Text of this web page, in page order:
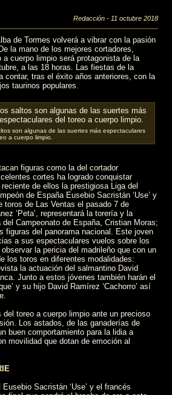
Redacción - 11 octubre 2018
de Tormes volverá a vibrar con la pasión
la mano de los mejores cortadores,
cuerpo limpio será protagonista de la
a las 18 horas. Las fiestas de la
contar, tras el éxito años anteriores, con la
taurinos populares.
son algunas de las suertes más espectaculares
a cuerpo limpio.
figuras como la del cortador
cortes ha logrado conquistar
de ellos la prestigiosa Liga del
de España Eusebio Sacristán ‘Use’ y
toros de Las Ventas el pasado 7 de
‘Peta’, representará la torería y la
Campeonato de España, Cristian Moras;
figuras del panorama nacional. Este joven
a sus espectaculares vuelos sobre los
la pericia del madrileño que con un
los toros en diferentes modalidades:
la actuación del salmantino David
Junto a estos jóvenes también harán el
y su hijo David Ramírez ‘Cachorro’ así
toreo a cuerpo limpio ante un precioso
Los astados, de las ganaderías de
buen comportamiento para la lidia a
movilidad que dotan de emoción al
Sacristán ‘Use’ y el francés